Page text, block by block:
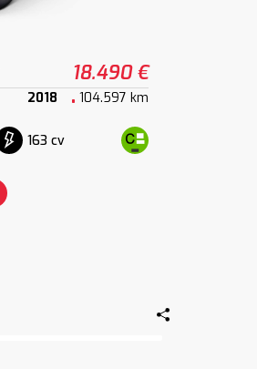
18.490 €
2018 104.597 km
163 cv